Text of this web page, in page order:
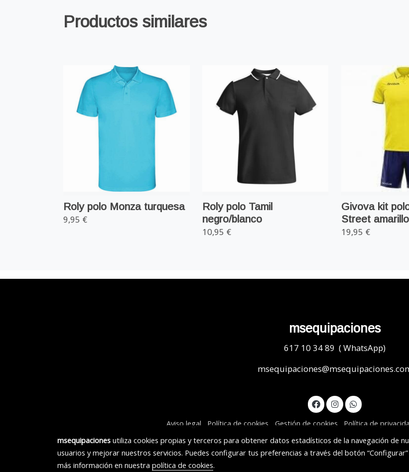
Productos similares
Roly polo Monza turquesa
9,95 €
Roly polo Tamil
negro/blanco
10,95 €
Givova kit
Street
19,95 €
msequipaciones
617 10 34 89 ( WhatsApp)
Aviso legal Política de cookies Gestión de cookies Política de
msequipacionesutiliza cookies propias y terceros para obtener datos estadísticos de la navegación de
usuarios y mejorar nuestros servicios. Puedes configurar tus preferencias a través del botón
más información en nuestra política de cookies.